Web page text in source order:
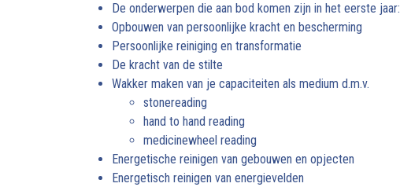
De onderwerpen die aan bod komen zijn in het eerste jaar:
Opbouwen van persoonlijke kracht en bescherming
Persoonlijke reiniging en transformatie
De kracht van de stilte
Wakker maken van je capaciteiten als medium d.m.v.
stonereading
hand to hand reading
medicinewheel reading
Energetische reinigen van gebouwen en opjecten
Energetisch reinigen van energievelden